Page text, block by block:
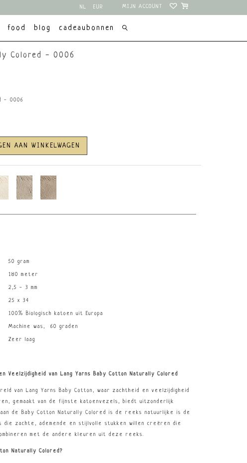
NL
EUR
MIJN ACCOUNT
food blog cadeaubonnen
Colored - 0006
- 0006
AAN WINKELWAGEN
50 gram
180 meter
2,5 - 3 mm
25 x 34
100% Biologisch katoen uit Europa
Machine was, 60 graden
Zeer laag
Veelzijdigheid van Lang Yarns Baby Cotton Naturally Colored
van Lang Yarns Baby Cotton, waar zachtheid en veelzijdigheid
gemaakt van de fijnste katoenvezels, biedt uitzonderlijk
aan de Baby Cotton Naturally Colored is de reeks natuurlijke is de
zachte, ademende en stijlvolle stukken willen creëren die
met de andere kleuren uit deze reeks.
Naturally Colored?